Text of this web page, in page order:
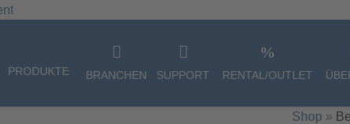
an gewerbliche Kunden, Unternehmer, Freiberufler und öffentliche
PRODUKTE BRANCHEN SUPPORT RENTAL/OUTLET
Shop »